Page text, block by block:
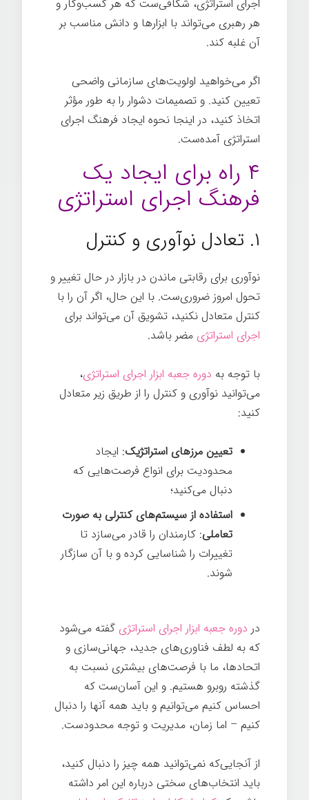
اجرای استراتژی، شکافی‌ست که هر کسب‌وکار و
هر رهبری می‌تواند با ابزارها و دانش مناسب بر
آن غلبه کند.
اگر می‌خواهید اولویت‌های سازمانی واضحی
تعیین کنید. و تصمیمات دشوار را به طور مؤثر
اتخاذ کنید، در اینجا نحوه ایجاد فرهنگ اجرای
استراتژی آمده‌ست.
۴ راه برای ایجاد یک
فرهنگ اجرای استراتژی
۱. تعادل نوآوری و کنترل
نوآوری برای رقابتی ماندن در بازار در حال تغییر و
تحول امروز ضروری‌ست. با این حال، اگر آن را با
کنترل متعادل نکنید، تشویق آن می‌تواند برای
اجرای استراتژی مضر باشد.
با توجه به دوره جعبه ابزار اجرای استراتژی،
می‌توانید نوآوری و کنترل را از طریق زیر متعادل
کنید:
تعیین مرزهای استراتژیک: ایجاد
محدودیت برای انواع فرصت‌هایی که
دنبال می‌کنید؛
استفاده از سیستم‌های کنترلی به صورت
تعاملی: کارمندان را قادر می‌سازد تا
تغییرات را شناسایی کرده و با آن سازگار
شوند.
در دوره جعبه ابزار اجرای استراتژی گفته می‌شود
که به لطف فناوری‌های جدید، جهانی‌سازی و
اتحادها، ما با فرصت‌های بیشتری نسبت به
گذشته روبرو هستیم. و این آسان‌ست که
احساس کنیم می‌توانیم و باید همه آنها را دنبال
کنیم – اما زمان، مدیریت و توجه محدودست.
از آنجایی‌که نمی‌توانید همه چیز را دنبال کنید،
باید انتخاب‌های سختی درباره این امر داشته